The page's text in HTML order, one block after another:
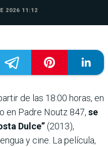
2026 11:12
de las 18:00 horas, en
en Padre Noutz 847, se
Dulce”(2013),
y cine. La película,